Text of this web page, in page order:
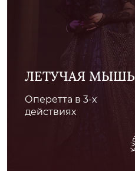
ЛЕТУЧАЯ МЫШЬ
Оперетта в 3-х
действиях